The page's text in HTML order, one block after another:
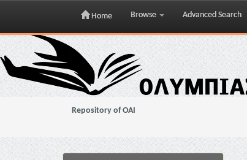
Skip
navigation
Home Browse Advanced Search
Repository of OAI